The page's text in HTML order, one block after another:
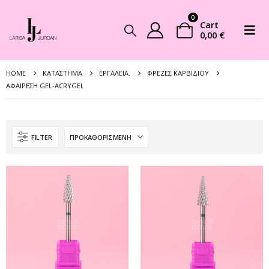
0
Cart
0,00 €
HOME ΚΑΤΆΣΤΗΜΑ EΡΓΑΛΕΊΑ.
ΦΡΈΖΕΣ ΚΑΡΒΙΔΊΟΥ
ΑΦΑΊΡΕΣΗ GEL-ACRYGEL
FILTER